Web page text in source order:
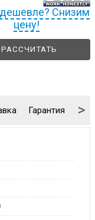
Снизим
цену!
РАССЧИТАТЬ
Гарантия >